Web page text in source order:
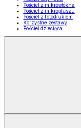
Pościel z mikrowłókna
Pościel z mikropluszu
Pościel z fotodrukiem
Korzystne zestawy
Pościel dziecięca